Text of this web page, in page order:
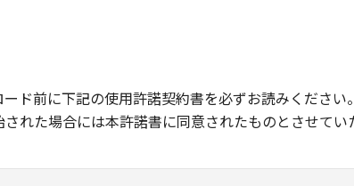
ード前に下記の使用許諾契約書を必ずお読みください
れた場合には本許諾書に同意されたものとさせてい